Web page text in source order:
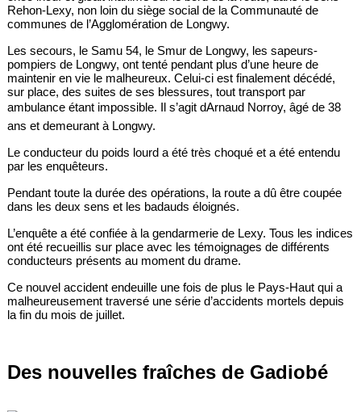
Rehon-Lexy, non loin du siège social de la Communauté de
communes de l’Agglomération de Longwy.
Les secours, le Samu 54, le Smur de Longwy, les sapeurs-
pompiers de Longwy, ont tenté pendant plus d’une heure de
maintenir en vie le malheureux. Celui-ci est finalement décédé,
sur place, des suites de ses blessures, tout transport par
ambulance étant impossible. Il s’agit dArnaud Norroy, âgé de 38
ans et demeurant à Longwy.
Le conducteur du poids lourd a été très choqué et a été entendu
par les enquêteurs.
Pendant toute la durée des opérations, la route a dû être coupée
dans les deux sens et les badauds éloignés.
L’enquête a été confiée à la gendarmerie de Lexy. Tous les indices
ont été recueillis sur place avec les témoignages de différents
conducteurs présents au moment du drame.
Ce nouvel accident endeuille une fois de plus le Pays-Haut qui a
malheureusement traversé une série d’accidents mortels depuis
la fin du mois de juillet.
Des nouvelles fraîches de Gadiobé